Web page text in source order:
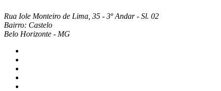
Rua Iole Monteiro de Lima, 35 - 3º Andar - Sl. 02
Bairro: Castelo
Belo Horizonte - MG